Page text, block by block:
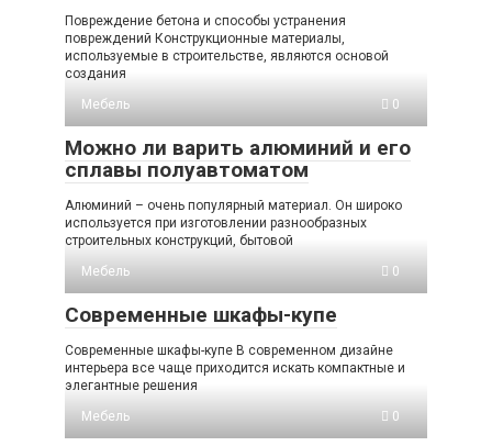
Повреждение бетона и способы устранения
повреждений Конструкционные материалы,
используемые в строительстве, являются основой
создания
Мебель
0
Можно ли варить алюминий и его
сплавы полуавтоматом
Алюминий – очень популярный материал. Он широко
используется при изготовлении разнообразных
строительных конструкций, бытовой
Мебель
0
Современные шкафы-купе
Современные шкафы-купе В современном дизайне
интерьера все чаще приходится искать компактные и
элегантные решения
Мебель
0